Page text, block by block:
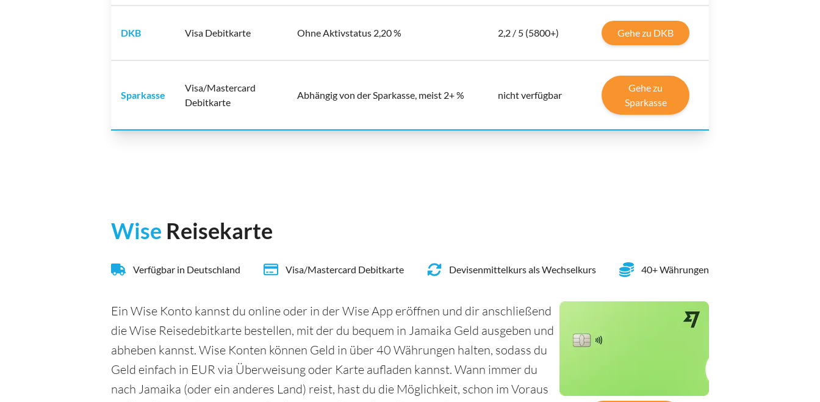
DKB Visa Debitkarte Ohne Aktivstatus 2,20 % 2,2 / 5 (5800+) Gehe zu DKB
Sparkasse
Visa/Mastercard
Debitkarte
Abhängig von der Sparkasse, meist 2+ % nicht verfügbar
Gehe zu
Sparkasse
Wise Reisekarte
Verfügbar in Deutschland Visa/Mastercard Debitkarte Devisenmittelkurs als Wechselkurs 40+ Währungen
Ein Wise Konto kannst du online oder in der Wise App eröffnen und dir anschließend
die Wise Reisedebitkarte bestellen, mit der du bequem in Jamaika Geld ausgeben und
abheben kannst. Wise Konten können Geld in über 40 Währungen halten, sodass du
Geld einfach in EUR via Überweisung oder Karte aufladen kannst. Wann immer du
nach Jamaika (oder ein anderes Land) reist, hast du die Möglichkeit, schon im Voraus